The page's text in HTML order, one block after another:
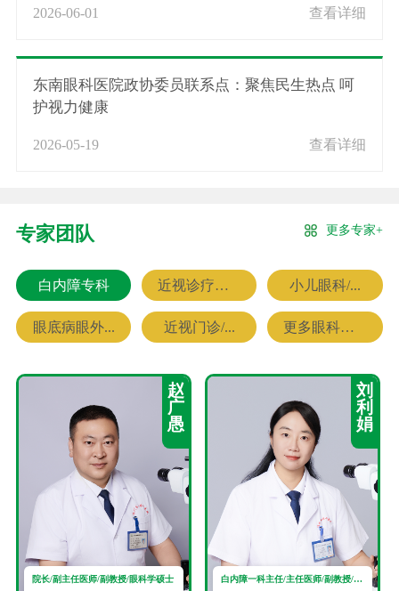
2026-06-01 查看详细
东南眼科医院政协委员联系点：聚焦民生热点 呵
护视力健康
2026-05-19 查看详细
专家团队 更多专家+
白内障专科 近视诊疗专科 小儿眼科/...
眼底病眼外... 近视门诊/... 更多眼科专家
赵
广
愚
院长/副主任医师/副教授/眼科学硕士
刘
利
娟
白内障一科主任/主任医师/副教授/眼科学硕士